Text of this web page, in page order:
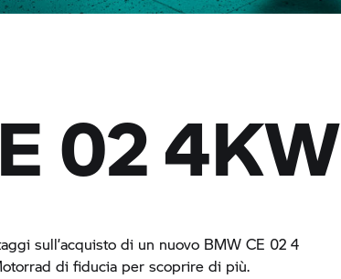
024KW
sull’acquisto di un nuovo BMW CE 02 4
di fiducia per scoprire di più.